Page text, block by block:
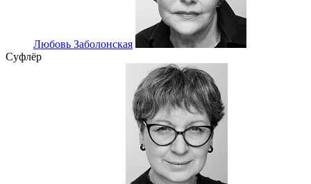
Любовь Заболонская
Суфлёр